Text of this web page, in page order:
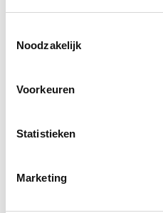
Noodzakelijk
Voorkeuren
Statistieken
Marketing
Auf der Suche nach
komplett und fordern Sie direkt
Zur Vergleichsliste
Tiefstpreisgarantie
10 Jahre Garantie